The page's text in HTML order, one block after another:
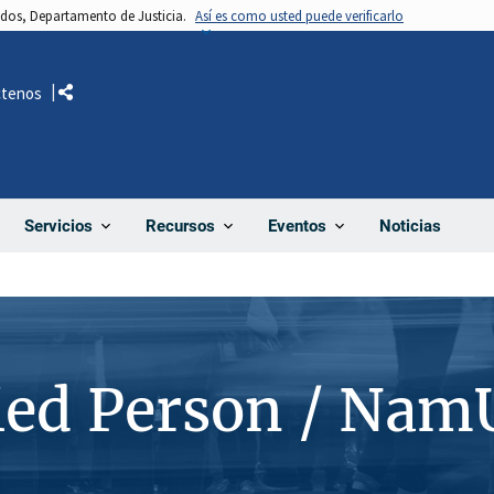
Departamento de Justicia. Así es como usted puede verificarlo
Servicios Recursos Eventos Noticias
Comparte
Person /